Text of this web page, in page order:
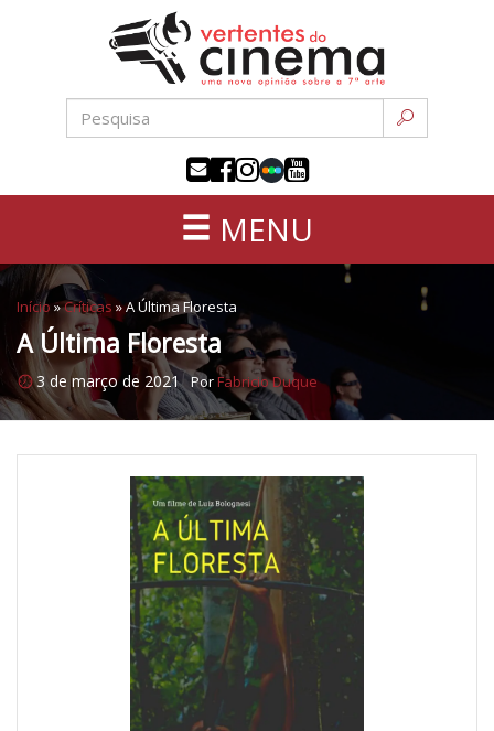
conteúdo
sétima
MENU
Início »Críticas »A Última Floresta
A Última Floresta
3 de março de 2021 Por Fabricio Duque